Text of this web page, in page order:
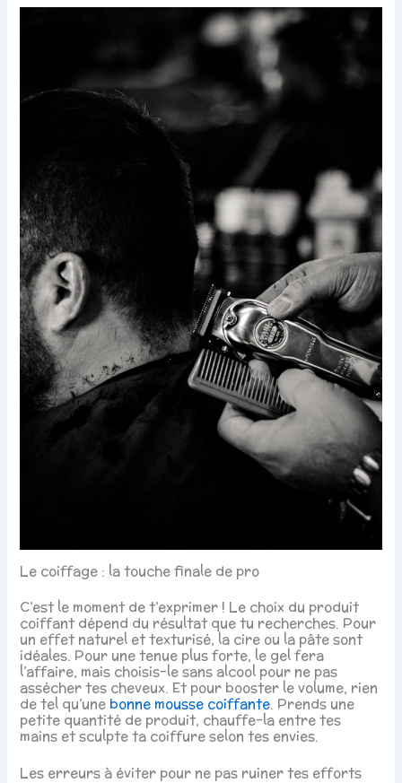
Le coiffage : la touche finale de pro
C’est le moment de t’exprimer ! Le choix du produit
coiffant dépend du résultat que tu recherches. Pour
un effet naturel et texturisé, la cire ou la pâte sont
idéales. Pour une tenue plus forte, le gel fera
l’affaire, mais choisis-le sans alcool pour ne pas
assécher tes cheveux. Et pour booster le volume, rien
de tel qu’une bonne mousse coiffante. Prends une
petite quantité de produit, chauffe-la entre tes
mains et sculpte ta coiffure selon tes envies.
Les erreurs à éviter pour ne pas ruiner tes efforts